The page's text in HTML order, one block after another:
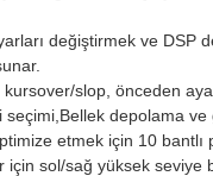
değiştirmek ve DSP
slop, önceden
depolama ve
etmek için 10 bantlı
sol/sağ yüksek seviye